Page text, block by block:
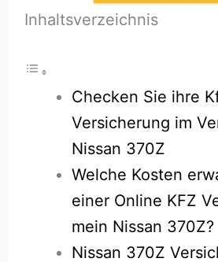
Inhaltsverzeichnis
Checken Sie ihre
Versicherung im
Nissan 370Z
Welche Kosten
einer Online KFZ
mein Nissan 370Z?
Nissan 370Z